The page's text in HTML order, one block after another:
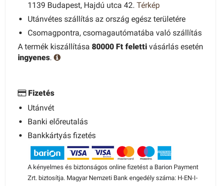
1139 Budapest, Hajdú utca 42. Térkép
Utánvétes szállítás az ország egész területére
Csomagpontra, csomagautómatába való szállítás
A termék kiszállítása 80000 Ft feletti vásárlás esetén
ingyenes.
Fizetés
Utánvét
Banki előreutalás
Bankkártyás fizetés
A kényelmes és biztonságos online fizetést a Barion Payment
Zrt. biztosítja. Magyar Nemzeti Bank engedély száma: H-EN-I-